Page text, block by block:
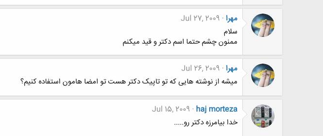
مهرا Jul 27, 2009
سلام
ممنون چشم حتما اسم دکتر و قید میکنم
مهرا Jul 26, 2009
میشه از نوشته هایی که تو تاپیک دکتر هست تو امضا هامون استفاده کنیم؟
haj morteza
Jul 15, 2009
خدا بیامرزه دکتر رو.....